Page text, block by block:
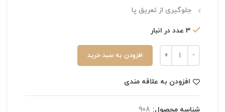
جلوگیری از تعریق پا
3 عدد در انبار
افزودن به سبد خرید
افزودن به علاقه مندی
شناسه محصول: 908